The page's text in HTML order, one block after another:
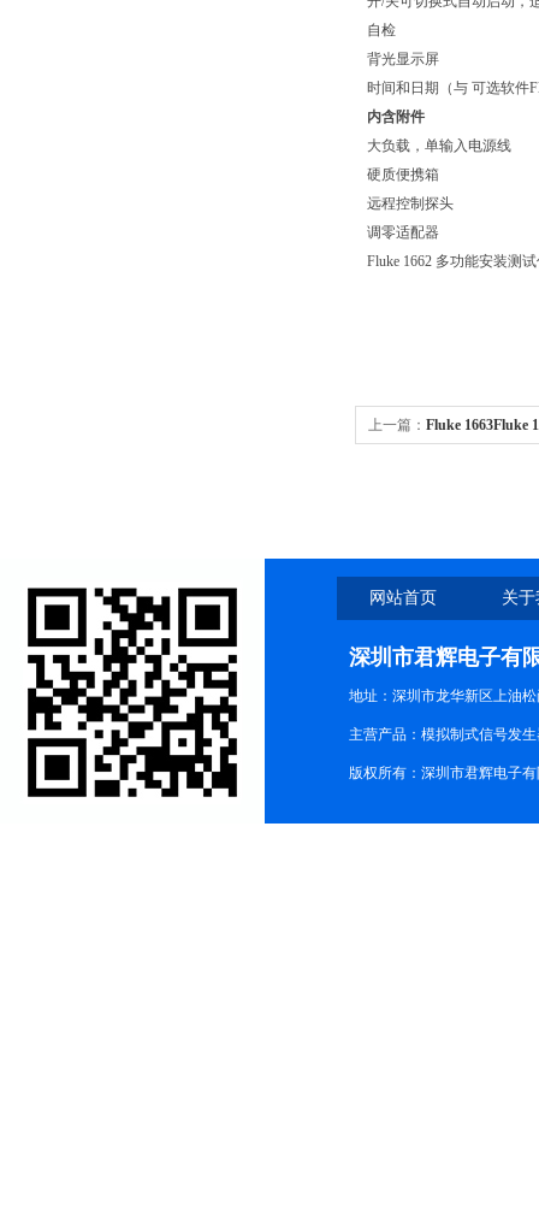
自检
背光显示屏
时间和日期（与 可选软件
内含附件
大负载，单输入电源线
硬质便携箱
远程控制探头
调零适配器
Fluke 1662 多功能安装测
上一篇： Fluke 1663Fluke
网站首页 关
深圳市君辉电子有
地址：深圳市龙华新区上油松
主营产品：模拟制式信号发
版权所有：深圳市君辉电子